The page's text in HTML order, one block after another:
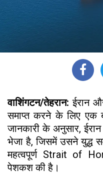
वाशिंगटन/तेहरान: ईरान
समाप्त करने के लिए एक
जानकारी के अनुसार,
भेजा है, जिसमें उसने युद्ध
महत्वपूर्ण Strait of
पेशकश की है।